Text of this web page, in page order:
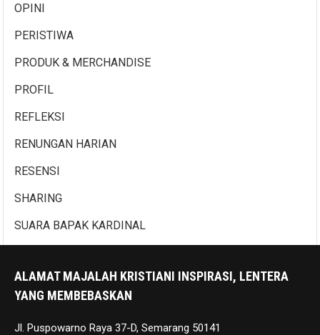
OPINI
PERISTIWA
PRODUK & MERCHANDISE
PROFIL
REFLEKSI
RENUNGAN HARIAN
RESENSI
SHARING
SUARA BAPAK KARDINAL
ALAMAT MAJALAH KRISTIANI INSPIRASI, LENTERA
YANG MEMBEBASKAN
Jl. Puspowarno Raya 37-D, Semarang 50141